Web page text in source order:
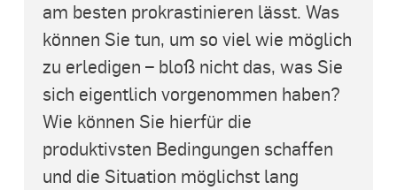
am besten prokrastinieren lässt. Was
können Sie tun, um so viel wie möglich
zu erledigen – bloß nicht das, was Sie
sich eigentlich vorgenommen haben?
Wie können Sie hierfür die
produktivsten Bedingungen schaffen
und die Situation möglichst lang